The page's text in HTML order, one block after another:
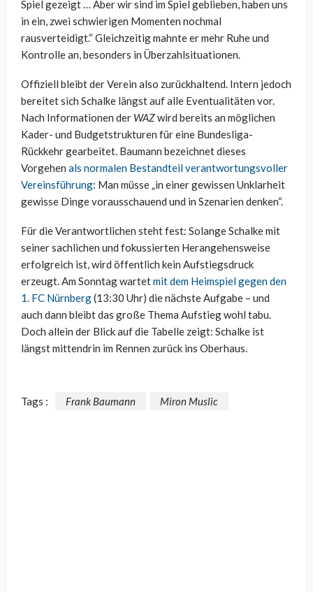
Spiel gezeigt … Aber wir sind im Spiel geblieben, haben uns
in ein, zwei schwierigen Momenten nochmal
rausverteidigt.“ Gleichzeitig mahnte er mehr Ruhe und
Kontrolle an, besonders in Überzahlsituationen.
Offiziell bleibt der Verein also zurückhaltend. Intern jedoch
bereitet sich Schalke längst auf alle Eventualitäten vor.
Nach Informationen der WAZwird bereits an möglichen
Kader- und Budgetstrukturen für eine Bundesliga-
Rückkehr gearbeitet. Baumann bezeichnet dieses
Vorgehen als normalen Bestandteil verantwortungsvoller
Vereinsführung: Man müsse „in einer gewissen Unklarheit
gewisse Dinge vorausschauend und in Szenarien denken“.
Für die Verantwortlichen steht fest: Solange Schalke mit
seiner sachlichen und fokussierten Herangehensweise
erfolgreich ist, wird öffentlich kein Aufstiegsdruck
erzeugt. Am Sonntag wartetmit dem Heimspiel gegen den
1. FC Nürnberg(13:30 Uhr) die nächste Aufgabe – und
auch dann bleibt das große Thema Aufstieg wohl tabu.
Doch allein der Blick auf die Tabelle zeigt: Schalke ist
längst mittendrin im Rennen zurück ins Oberhaus.
Tags : Frank Baumann Miron Muslic